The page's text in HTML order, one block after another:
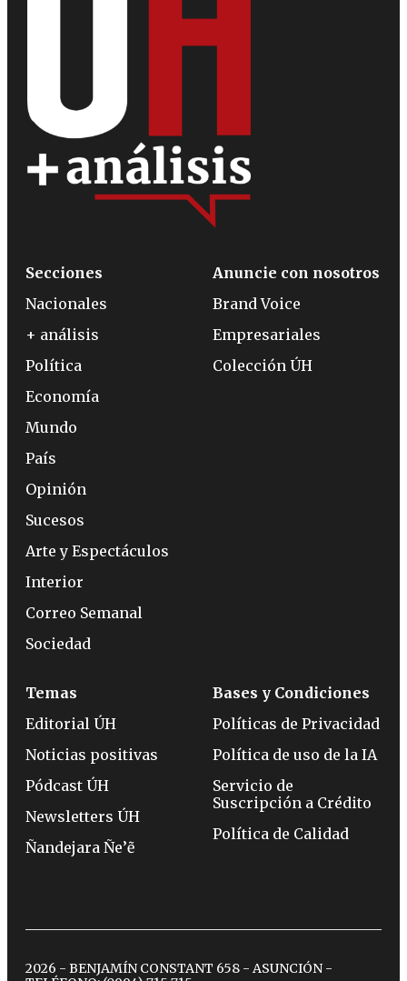
Secciones
Nacionales
+ análisis
Política
Economía
Mundo
País
Opinión
Sucesos
Arte y Espectáculos
Interior
Correo Semanal
Sociedad
Anuncie con nosotros
Brand Voice
Empresariales
Colección ÚH
Temas
Editorial ÚH
Noticias positivas
Pódcast ÚH
Newsletters ÚH
Ñandejara Ñe’ẽ
Bases y Condiciones
Políticas de Privacidad
Política de uso de la IA
Servicio de
Suscripción a Crédito
Política de Calidad
2026 - BENJAMÍN CONSTANT 658 - ASUNCIÓN -